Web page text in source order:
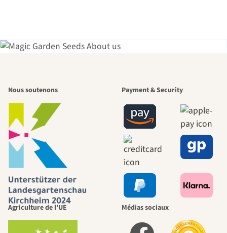
beaux
chemins
menant vers
nous-mêmes,
passe par le
Nous soutenons Payment & Security
Agriculture de l'UE Médias sociaux